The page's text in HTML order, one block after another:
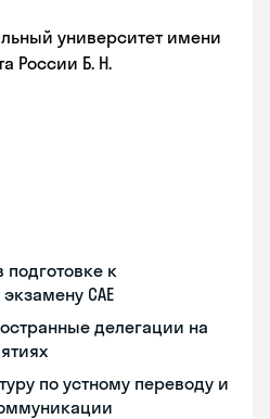
университет имени
России Б. Н.
подготовке к
CAE
делегации на
по устному переводу и